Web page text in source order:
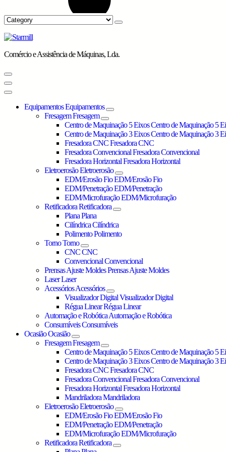
Comércio e Assistência de Máquinas, Lda.
EquipamentosEquipamentos
FresagemFresagem
Centro de Maquinação 5 EixosCentro de Maquinação 5
Centro de Maquinação 3 EixosCentro de Maquinação 3
Fresadora CNCFresadora CNC
Fresadora ConvencionalFresadora Convencional
Fresadora HorizontalFresadora Horizontal
EletroerosãoEletroerosão
EDM/Erosão FioEDM/Erosão Fio
EDM/PenetraçãoEDM/Penetração
EDM/MicrofuraçãoEDM/Microfuração
RetificadoraRetificadora
PlanaPlana
CilíndricaCilíndrica
PolimentoPolimento
TornoTorno
CNCCNC
ConvencionalConvencional
Prensas Ajuste MoldesPrensas Ajuste Moldes
LaserLaser
AcessóriosAcessórios
Visualizador DigitalVisualizador Digital
Régua LinearRégua Linear
Automação e RobóticaAutomação e Robótica
ConsumíveisConsumíveis
OcasiãoOcasião
FresagemFresagem
Centro de Maquinação 5 EixosCentro de Maquinação 5
Centro de Maquinação 3 EixosCentro de Maquinação 3
Fresadora CNCFresadora CNC
Fresadora ConvencionalFresadora Convencional
Fresadora HorizontalFresadora Horizontal
MandriladoraMandriladora
EletroerosãoEletroerosão
EDM/Erosão FioEDM/Erosão Fio
EDM/PenetraçãoEDM/Penetração
EDM/MicrofuraçãoEDM/Microfuração
RetificadoraRetificadora